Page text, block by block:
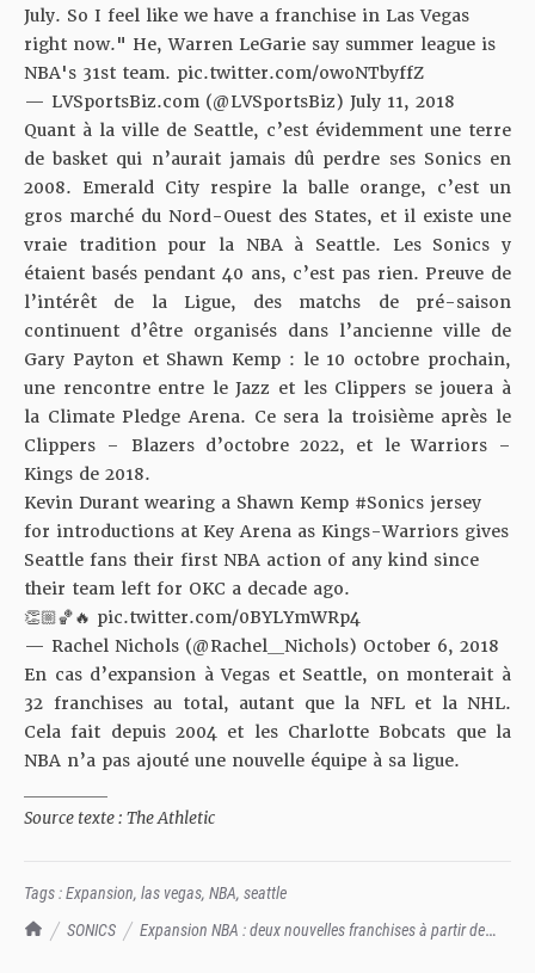
TrashTalk Actu NBA
SONICS
Expansion NBA : deux nouvelles franchises à partir de
July. So I feel like we have a franchise in Las Vegas
right now." He, Warren LeGarie say summer league is
NBA's 31st team. pic.twitter.com/owoNTbyffZ
— LVSportsBiz.com (@LVSportsBiz) July 11, 2018
Quant à la ville de Seattle, c’est évidemment une terre
de basket qui n’aurait jamais dû perdre ses Sonics en
2008. Emerald City respire la balle orange, c’est un
gros marché du Nord-Ouest des States, et il existe une
vraie tradition pour la NBA à Seattle. Les Sonics y
étaient basés pendant 40 ans, c’est pas rien. Preuve de
l’intérêt de la Ligue, des matchs de pré-saison
continuent d’être organisés dans l’ancienne ville de
Gary Payton et Shawn Kemp : le 10 octobre prochain,
une rencontre entre le Jazz et les Clippers se jouera à
la Climate Pledge Arena. Ce sera la troisième après le
Clippers – Blazers d’octobre 2022, et le Warriors –
Kings de 2018.
Kevin Durant wearing a Shawn Kemp #Sonics jersey
for introductions at Key Arena as Kings-Warriors gives
Seattle fans their first NBA action of any kind since
their team left for OKC a decade ago.
👏🏼🏀🔥 pic.twitter.com/0BYLYmWRp4
— Rachel Nichols (@Rachel__Nichols) October 6, 2018
En cas d’expansion à Vegas et Seattle, on monterait à
32 franchises au total, autant que la NFL et la NHL.
Cela fait depuis 2004 et les Charlotte Bobcats que la
NBA n’a pas ajouté une nouvelle équipe à sa ligue.
Source texte : The Athletic
Tags :Expansion, las vegas, NBA, seattle